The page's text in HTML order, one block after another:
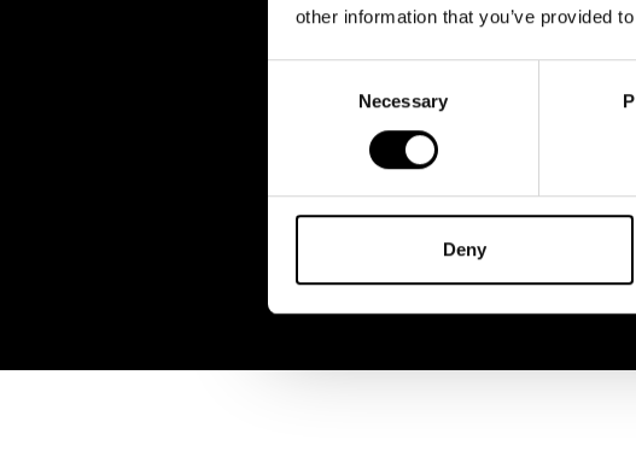
other information that you’ve provided
Necessary
Deny